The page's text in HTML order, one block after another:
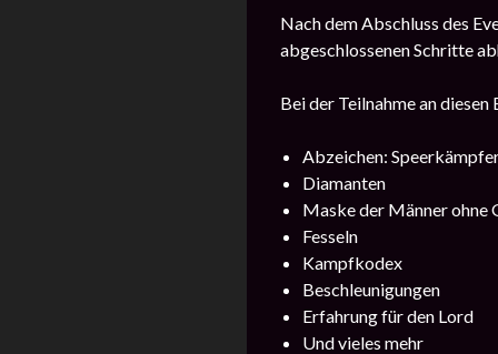
Nach dem Abschluss des
abgeschlossenen Schritte
Bei der Teilnahme an
Abzeichen:
Diamanten
Maske der Männer ohne
Fesseln
Kampfkodex
Beschleunigungen
Erfahrung für den Lord
Und vieles mehr